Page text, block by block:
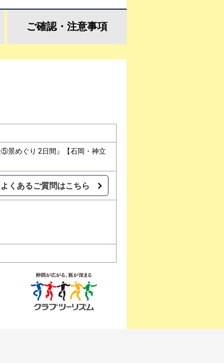
ご確認・ 注意事項
景めぐり 2日間』【石岡・神立
よくあるご質問はこちら